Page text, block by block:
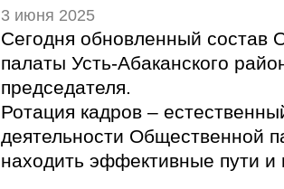
3 июня 2025
Сегодня обновленный состав
палаты Усть-Абаканского
председателя.
Ротация кадров –
деятельности Общественной
находить эффективные пути